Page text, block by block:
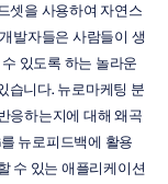
셋을 사용하여 자연스
발자들은 사람들이 생
습니다. 뉴로마케팅 분
응하는지에 대해 왜곡
뉴로피드백에 활용
수 있는 애플리케이션